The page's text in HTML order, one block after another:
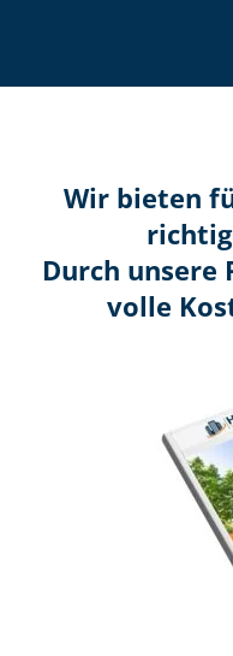
Wir bieten
Durch unsere
volle